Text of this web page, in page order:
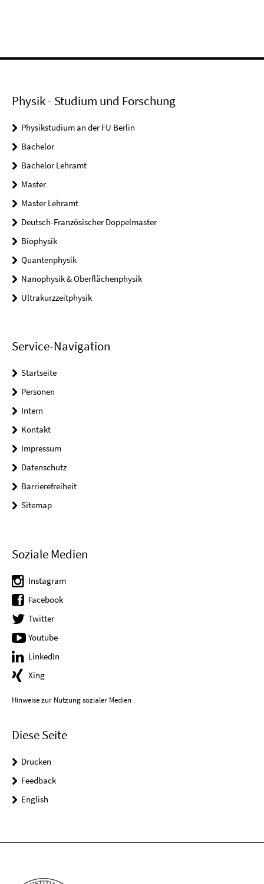
Physik - Studium und Forschung
Physikstudium an der FU Berlin
Bachelor
Bachelor Lehramt
Master
Master Lehramt
Deutsch-Französischer Doppelmaster
Biophysik
Quantenphysik
Nanophysik & Oberflächenphysik
Ultrakurzzeitphysik
Service-Navigation
Startseite
Personen
Intern
Kontakt
Impressum
Datenschutz
Barrierefreiheit
Sitemap
Soziale Medien
Instagram
Facebook
Twitter
Youtube
LinkedIn
Xing
Hinweise zur Nutzung sozialer Medien
Diese Seite
Drucken
Feedback
English